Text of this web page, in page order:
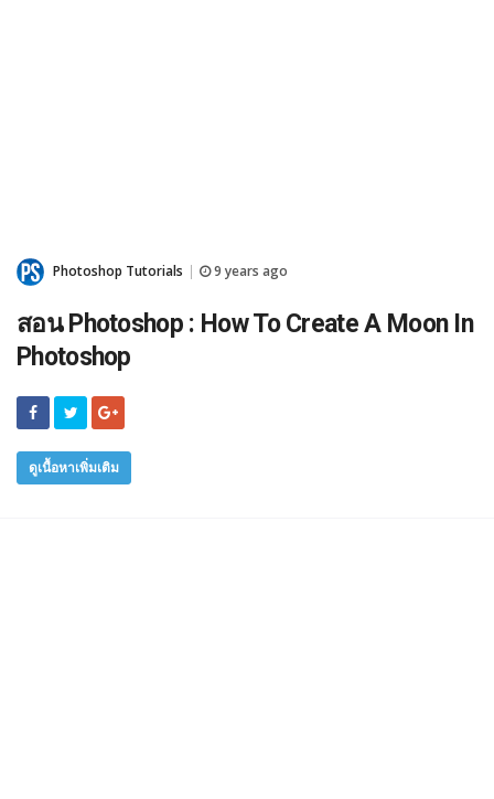
Photoshop Tutorials 9 years ago
สอน Photoshop : How To Create A Moon In
Photoshop
ดูเนื้อหาเพิ่มเติม